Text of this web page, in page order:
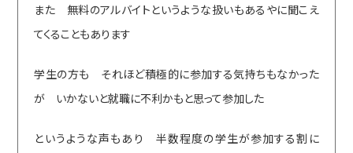
また 無料のアルバイトというような扱いもあるやに聞こえ
てくることもあります
学生の方も それほど積極的に参加する気持ちもなかった
が いかないと就職に不利かもと思って参加した
というような声もあり 半数程度の学生が参加する割に